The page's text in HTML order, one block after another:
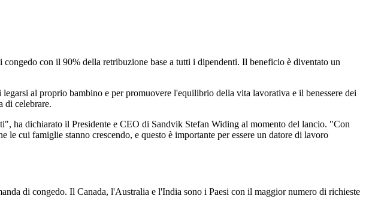
con il 90% della retribuzione base a tutti i dipendenti. Il beneficio è diventato un
al proprio bambino e per promuovere l'equilibrio della vita lavorativa e il benessere dei
di celebrare.
ha dichiarato il Presidente e CEO di Sandvik Stefan Widing al momento del lancio. "Con
cui famiglie stanno crescendo, e questo è importante per essere un datore di lavoro
di congedo. Il Canada, l'Australia e l'India sono i Paesi con il maggior numero di richieste